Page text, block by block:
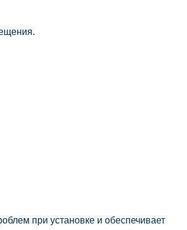
при установке и обеспечивает